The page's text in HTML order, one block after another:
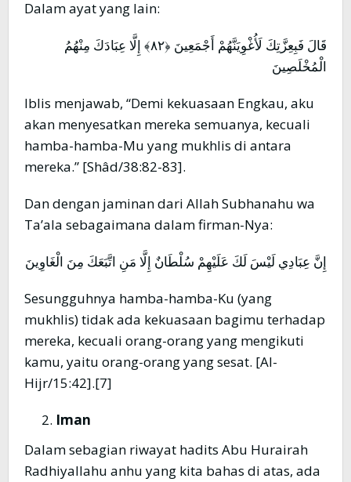
Dalam ayat yang lain:
قَالَ فَبِعِزَّتِكَ لَأُغْوِيَنَّهُمْ أَجْمَعِينَ ﴿٨٢﴾ إِلَّا عِبَادَكَ مِنْهُمُ
الْمُخْلَصِينَ
Iblis menjawab, “Demi kekuasaan Engkau, aku
akan menyesatkan mereka semuanya, kecuali
hamba-hamba-Mu yang mukhlis di antara
mereka.” [Shâd/38:82-83].
Dan dengan jaminan dari Allah Subhanahu wa
Ta’ala sebagaimana dalam firman-Nya:
إِنَّ عِبَادِي لَيْسَ لَكَ عَلَيْهِمْ سُلْطَانٌ إِلَّا مَنِ اتَّبَعَكَ مِنَ الْغَاوِينَ
Sesungguhnya hamba-hamba-Ku (yang
mukhlis) tidak ada kekuasaan bagimu terhadap
mereka, kecuali orang-orang yang mengikuti
kamu, yaitu orang-orang yang sesat. [Al-
Hijr/15:42].[7]
Iman
Dalam sebagian riwayat hadits Abu Hurairah
Radhiyallahu anhu yang kita bahas di atas, ada